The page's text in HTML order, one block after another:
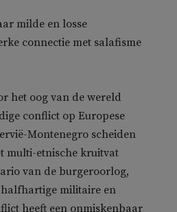
milde en losse
connectie met salafisme
het oog van de wereld
conflict op Europese
Montenegro scheiden
multi-etnische kruitvat
van de burgeroorlog,
militaire en
heeft een onmiskenbaar